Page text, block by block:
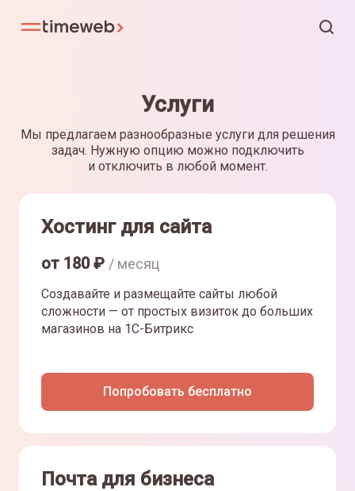
Услуги
Мы предлагаем разнообразные услуги для решения
задач. Нужную опцию можно подключить
и отключить в любой момент.
Хостинг для сайта
от 180₽ / месяц
Создавайте и размещайте сайты любой
сложности — от простых визиток до больших
магазинов на 1С-Битрикс
Попробовать бесплатно
Почта для бизнеса